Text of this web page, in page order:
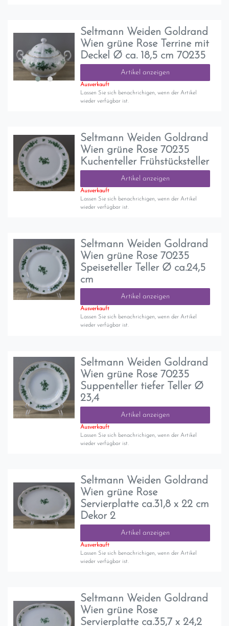
Seltmann Weiden Goldrand
Wien grüne Rose Terrine mit
Deckel Ø ca. 18,5 cm 70235
Artikel anzeigen
Ausverkauft
Lassen Sie sich benachrichigen, wenn der Artikel
wieder verfügbar ist.
Seltmann Weiden Goldrand
Wien grüne Rose 70235
Kuchenteller Frühstücksteller
Artikel anzeigen
Ausverkauft
Lassen Sie sich benachrichigen, wenn der Artikel
wieder verfügbar ist.
Seltmann Weiden Goldrand
Wien grüne Rose 70235
Speiseteller Teller Ø ca.24,5
cm
Artikel anzeigen
Ausverkauft
Lassen Sie sich benachrichigen, wenn der Artikel
wieder verfügbar ist.
Seltmann Weiden Goldrand
Wien grüne Rose 70235
Suppenteller tiefer Teller Ø
23,4
Artikel anzeigen
Ausverkauft
Lassen Sie sich benachrichigen, wenn der Artikel
wieder verfügbar ist.
Seltmann Weiden Goldrand
Wien grüne Rose
Servierplatte ca.31,8 x 22 cm
Dekor 2
Artikel anzeigen
Ausverkauft
Lassen Sie sich benachrichigen, wenn der Artikel
wieder verfügbar ist.
Seltmann Weiden Goldrand
Wien grüne Rose
Servierplatte ca.35,7 x 24,2